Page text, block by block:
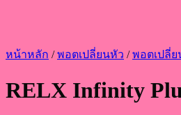
หน้าหลัก / พอตเปลี่ยนหัว / พอตเปลี่ย
RELX Infinity